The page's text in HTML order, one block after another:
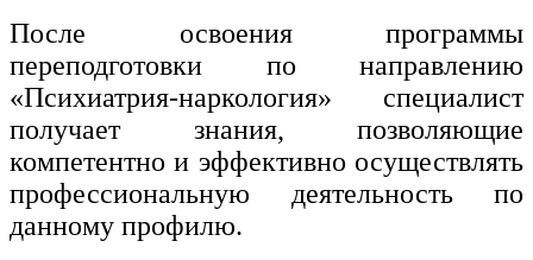
После освоения программы
переподготовки по направлению
«Психиатрия-наркология» специалист
получает знания, позволяющие
компетентно и эффективно осуществлять
профессиональную деятельность по
данному профилю.